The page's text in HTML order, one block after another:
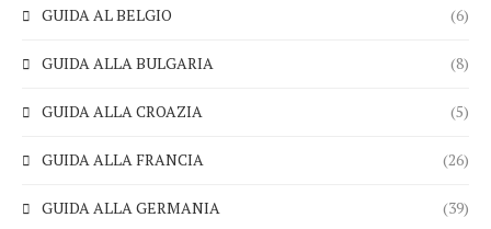
GUIDA AL BELGIO (6)
GUIDA ALLA BULGARIA (8)
GUIDA ALLA CROAZIA (5)
GUIDA ALLA FRANCIA (26)
GUIDA ALLA GERMANIA (39)